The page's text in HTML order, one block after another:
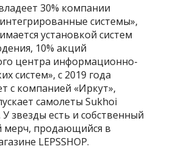
30% компании
системы»,
установкой систем
10% акций
центра информационно-
систем», с 2019 года
с компанией «Иркут»,
самолеты Sukhoi
У звезды есть и собственный
мерч, продающийся в
LEPSSHOP.